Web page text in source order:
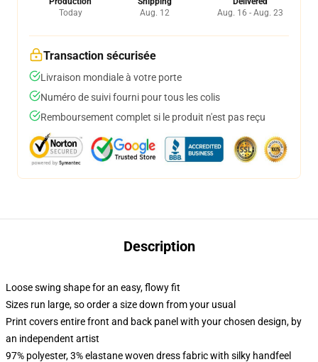
Today
Aug. 12
Aug. 16 - Aug. 23
Transaction sécurisée
Livraison mondiale à votre porte
Numéro de suivi fourni pour tous les colis
Remboursement complet si le produit n'est pas reçu
Description
Loose swing shape for an easy, flowy fit
Sizes run large, so order a size down from your usual
Print covers entire front and back panel with your chosen design, by
an independent artist
97% polyester, 3% elastane woven dress fabric with silky handfeel